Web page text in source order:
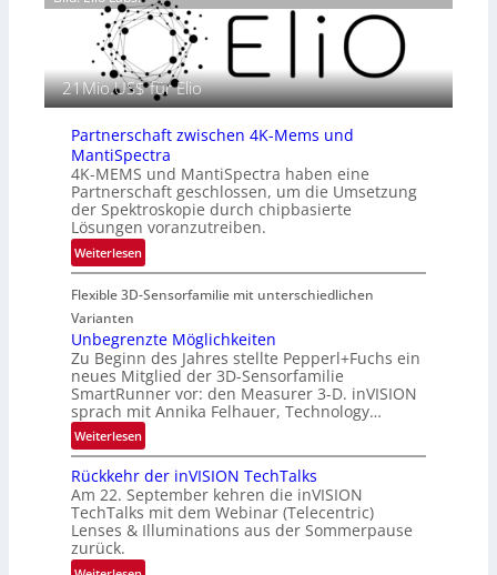
r
a
f
i
e
n
L
u
f
t
-
u
a
u
m
f
a
h
r
t
t
e
c
i
n
E
M
E
A
-
R
e
g
i
o
n
21Mio.US$ für Elio
Partnerschaft zwischen 4K-Mems und
MantiSpectra
4K-MEMS und MantiSpectra haben eine
Partnerschaft geschlossen, um die Umsetzung
der Spektroskopie durch chipbasierte
Lösungen voranzutreiben.
Weiterlesen:
P
a
t
n
e
r
s
c
h
a
f
t
Flexible 3D-Sensorfamilie mit unterschiedlichen
Varianten
Unbegrenzte Möglichkeiten
Zu Beginn des Jahres stellte Pepperl+Fuchs ein
neues Mitglied der 3D-Sensorfamilie
SmartRunner vor: den Measurer 3-D. inVISION
sprach mit Annika Felhauer, Technology…
Weiterlesen:
U
n
b
e
g
r
Rückkehr der inVISION TechTalks
Am 22. September kehren die inVISION
TechTalks mit dem Webinar (Telecentric)
Lenses & Illuminations aus der Sommerpause
zurück.